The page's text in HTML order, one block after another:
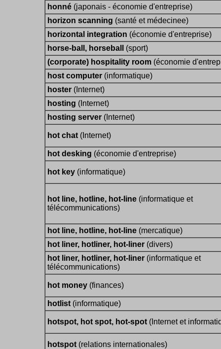
honné (japonais - économie d'entreprise)
horizon scanning (santé et médecinee)
horizontal integration (économie d'entreprise)
horse-ball, horseball
(sport)
(corporate) hospitality room (économie
host computer (informatique)
hoster (Internet)
hosting (Internet)
hosting server (Internet)
hot chat (Internet)
hot desking (économie d'entreprise)
hot key (informatique)
hot line, hotline, hot-line (informatique et
télécommunications)
hot line, hotline, hot-line (mercatique)
hot liner, hotliner, hot-liner (divers)
hot liner, hotliner, hot-liner (informatique et
télécommunications)
hot money (finances)
hotlist (informatique)
hotspot, hot spot, hot-spot (Internet et
hotspot (relations internationales)